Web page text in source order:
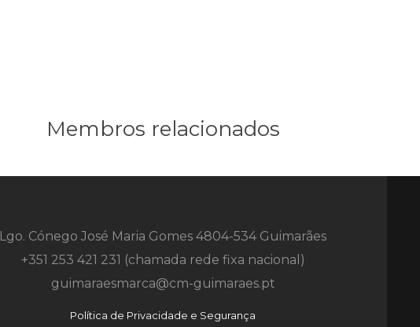
Membros relacionados
Lgo. Cónego José Maria Gomes 4804-534 Guimarães
+351 253 421 231 (chamada rede fixa nacional)
guimaraesmarca@cm-guimaraes.pt
Política de Privacidade e Segurança